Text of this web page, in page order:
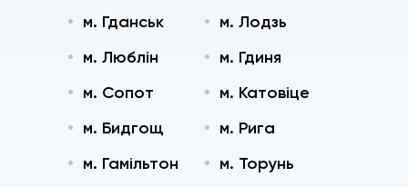
м. Гданськ
м. Лодзь
м. Люблін
м. Гдиня
м. Сопот
м. Катовіце
м. Бидгощ
м. Рига
м. Гамільтон
м. Торунь